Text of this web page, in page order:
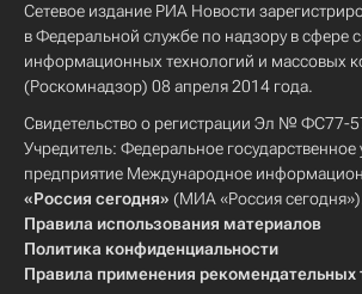
Сетевое издание РИА Новости
в Федеральной службе по надзору в сфере
информационных технологий и массовых
(Роскомнадзор) 08 апреля 2014 года.
Свидетельство о регистрации Эл № ФС77-
Учредитель: Федеральное государственное
предприятие Международное
«Россия сегодня» (МИА «Россия сегодня»).
Правила использования материалов
Политика конфиденциальности
Правила применения рекомендательных